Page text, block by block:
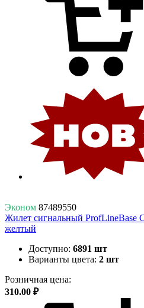
Эконом 87489550
Жилет сигнальный
желтый
Доступно: 6891 шт
Варианты цвета: 2 шт
Розничная цена:
310.00 ₽